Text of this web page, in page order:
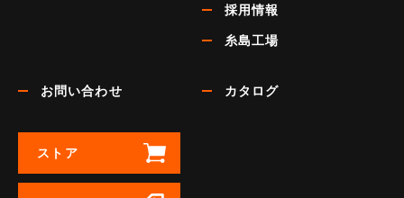
採用情報
糸島工場
お問い合わせ カタログ
ストア